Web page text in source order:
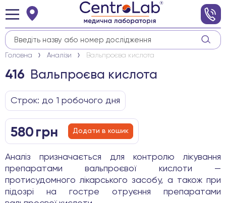
Головна Аналізи Вальпроєва кислота
416 Вальпроєва кислота
Строк: до 1 робочого дня
580 грн Додати в кошик
Аналіз призначається для контролю лікування
препаратами вальпроєвої кислоти —
протисудомного лікарського засобу, а також при
підозрі на гостре отруєння препаратами